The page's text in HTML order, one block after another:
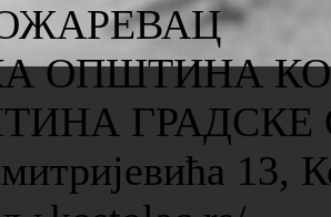
ОПШТИНА
13,